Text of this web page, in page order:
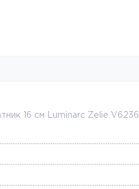
16 см Luminarc Zelie V6236